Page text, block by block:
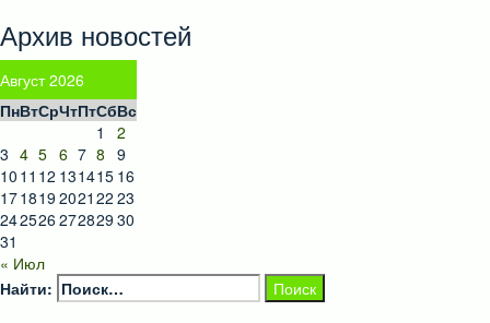
Архив новостей
Август 2026
ПнВтСрЧтПтСбВс
1
2
3 4 5 6 7 8 9
10 11 12 131415 16
171819 2021 22 23
242526 272829 30
31
« Июл
Найти: